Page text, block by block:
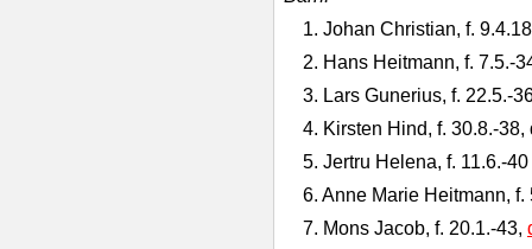
1. Johan Christian, f.
2. Hans Heitmann, f. 7.5.-
3. Lars Gunerius, f. 22.5.-
4. Kirsten Hind, f. 30.8.-38,
5. Jertru Helena, f. 11.6.-40
6. Anne Marie Heitmann, f.
7. Mons Jacob, f. 20.1.-43,